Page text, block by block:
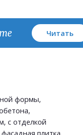
Читать
формы,
с отделкой